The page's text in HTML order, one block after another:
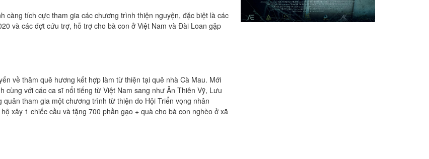
càng tích cực tham gia các chương trình thiện nguyện, đặc biệt là các
và các đợt cứu trợ, hỗ trợ cho bà con ở Việt Nam và Đài Loan gặp
về thăm quê hương kết hợp làm từ thiện tại quê nhà Cà Mau. Mới
với các ca sĩ nổi tiếng từ Việt Nam sang như Ân Thiên Vỹ, Lưu
tham gia một chương trình từ thiện do Hội Triển vọng nhân
xây 1 chiếc cầu và tặng 700 phần gạo + quà cho bà con nghèo ở xã